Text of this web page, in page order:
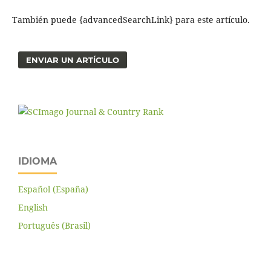
También puede {advancedSearchLink} para este artículo.
ENVIAR UN ARTÍCULO
IDIOMA
Español (España)
English
Português (Brasil)